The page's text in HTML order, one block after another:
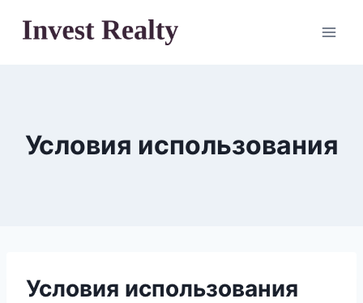
Условия использования
Условия использования